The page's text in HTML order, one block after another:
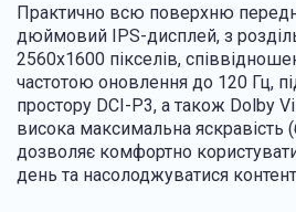
Практично всю поверхню
дюймовий IPS-дисплей, з
2560х1600 пікселів,
частотою оновлення до 120 Гц,
простору DCI-P3, а також Dolby
висока максимальна яскравість
дозволяє комфортно
день та насолоджуватися